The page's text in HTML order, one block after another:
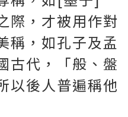
際，才被用作對
稱，如孔子及孟
古代，「般、盤
以後人普遍稱他